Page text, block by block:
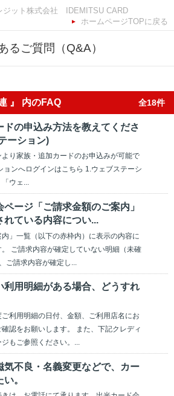
ホームページTOPに戻る
るご質問（Q&A）
』 内のFAQ 全18件
ドの申込み方法を教えてくださ
ーション)
り家族・追加カードのお申込みが可能で
ョンへログインはこちら 1.ウェブステーシ
「ウェ...
ページ「ご請求金額のご案内」
れている内容につい...
内」一覧（以下の赤枠内）に表示の内容に
ご請求内容が確定していない明細（未確
ご請求内容が確定し...
利用明細がある場合、どうすれ
利用明細の日付、金額、ご利用店名にお
認をお願いします。 また、下記クレディ
もご参照ください。...
気不良・名義変更などで、カー
。